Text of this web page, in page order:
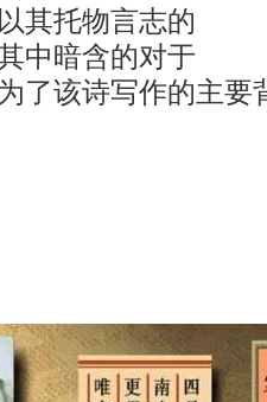
其托物言志的
中暗含的对于
了该诗写作的主要